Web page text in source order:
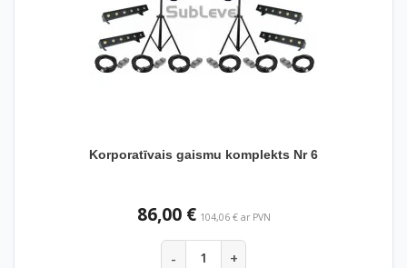
Korporatīvais gaismu komplekts Nr 6
86,00 € 104,06 € ar PVN
- +